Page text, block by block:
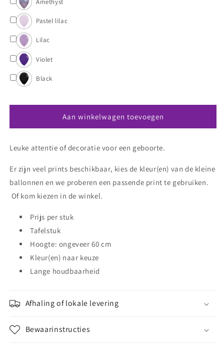
Pastel lilac
Lilac
Violet
Black
Aan winkelwagen toevoegen
Leuke attentie of decoratie voor een geboorte.
Er zijn veel prints beschikbaar, kies de kleur(en) van de kleine
ballonnen en we proberen een passende print te gebruiken.
Of kom kiezen in de winkel.
Prijs per stuk
Tafelstuk
Hoogte: ongeveer 60 cm
Kleur(en) naar keuze
Lange houdbaarheid
Afhaling of lokale levering
Bewaarinstructies